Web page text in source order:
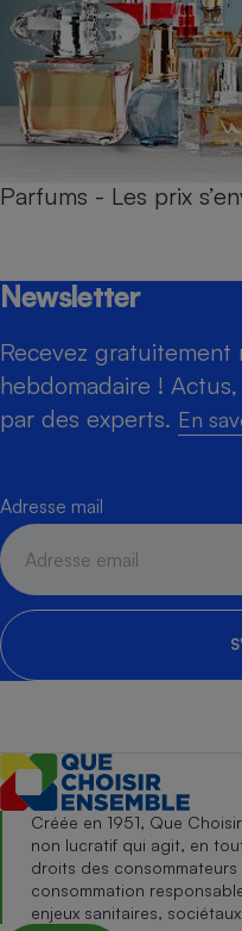
Parfums - Les prix
Newsletter
Recevez
hebdomadaire !
par des experts. En
Adresse mail
Créée en 1951, Que
non lucratif qui agit, en
droits des
consommation
enjeux sanitaires,